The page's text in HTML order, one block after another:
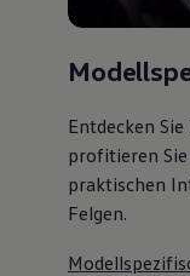
Entdecken
profitieren
praktischen
Felgen.